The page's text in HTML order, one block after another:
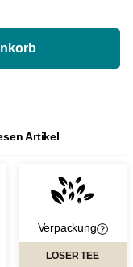
Artikel
Verpackung
LOSER TEE